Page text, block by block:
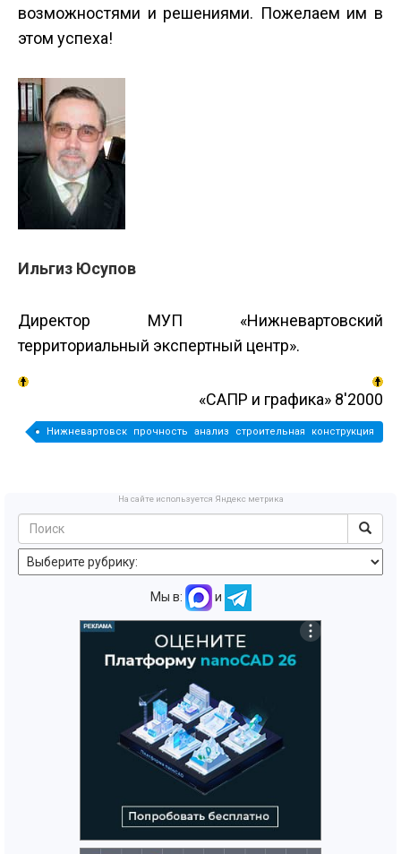
возможностями и решениями. Пожелаем им в
этом успеха!
Ильгиз Юсупов
Директор МУП «Нижневартовский
территориальный экспертный центр».
«САПР и графика» 8'2000
Нижневартовск прочность анализ строительная конструкция
На сайте используется Яндекс метрика
Мы в: и